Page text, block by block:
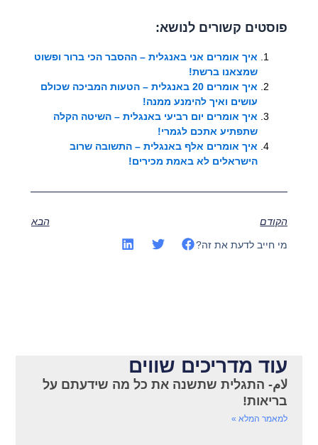
פוסטים קשורים לנושא:
איך אומרים אני באנגלית – ההסבר הכי ברור ופשוט
שמצאנו ברשת!
איך אומרים 20 באנגלית – הטעות המביכה שכולם
עושים ואיך להימנע ממנה!
איך אומרים יום רביעי באנגלית – השיטה הקלה
שתפתיע אתכם לגמרי!
איך אומרים אלף באנגלית – התשובה שרוב
הישראלים לא באמת מכירים!
הקודם הבא
מי חייב לדעת את זה?
עוד מדריכים שווים
لام- התגלית שתשנה את כל מה שידעתם על
בריאות!
למאמר המלא »